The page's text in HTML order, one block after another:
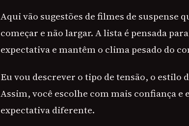
Aqui vão sugestões de filmes de suspense
começar e não largar. A lista é pensada
expectativa e mantêm o clima pesado do
Eu vou descrever o tipo de tensão, o estilo
Assim, você escolhe com mais confiança e
expectativa diferente.